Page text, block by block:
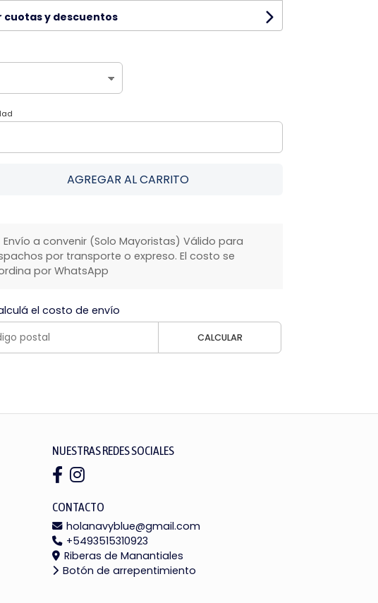
cuotas y descuentos
AGREGAR AL CARRITO
Envío a convenir (Solo Mayoristas) Válido para
por transporte o expreso. El costo se
por WhatsApp
el costo de envío
CALCULAR
NUESTRAS REDES SOCIALES
CONTACTO
holanavyblue@gmail.com
+5493515310923
Riberas de Manantiales
Botón de arrepentimiento